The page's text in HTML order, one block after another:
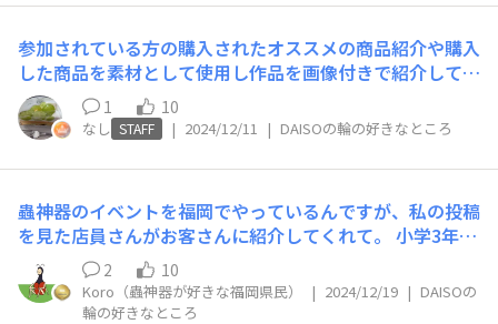
参加されている方の購入されたオススメの商品紹介や購入
した商品を素材として使用し作品を画像付きで紹介してた
りと見ていて楽しいところです
1 10
なし STAFF | 2024/12/11 | DAISOの輪の好きなところ
蟲神器のイベントを福岡でやっているんですが、私の投稿
を見た店員さんがお客さんに紹介してくれて。 小学3年生
の男の子と5歳の女の子が遊びに来てくれました！ ダイソ
ーの輪もダイソーの皆さんも大好きです❣️
2 10
Koro（蟲神器が好きな福岡県民） | 2024/12/19 | DAISOの
輪の好きなところ